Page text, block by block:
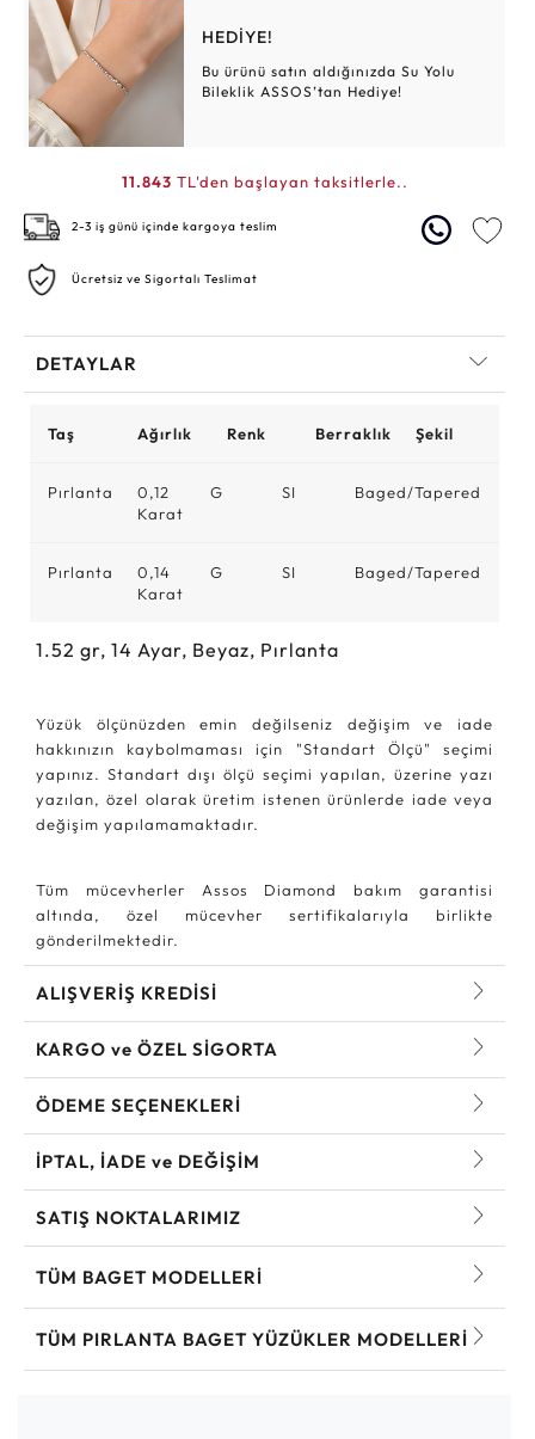
HEDİYE!
Bu ürünü satın aldığınızda Su Yolu
Bileklik ASSOS’tan Hediye!
11.843 TL'den başlayan taksitlerle..
2-3 iş günü içinde kargoya teslim
Ücretsiz ve Sigortalı Teslimat
DETAYLAR
Taş Ağırlık Renk Berraklık Şekil
Pırlanta
0,12
Karat
G SI Baged/Tapered
Pırlanta
0,14
Karat
G SI Baged/Tapered
1.52 gr, 14 Ayar, Beyaz, Pırlanta
Yüzük ölçünüzden emin değilseniz değişim ve iade
hakkınızın kaybolmaması için "Standart Ölçü" seçimi
yapınız. Standart dışı ölçü seçimi yapılan, üzerine yazı
yazılan, özel olarak üretim istenen ürünlerde iade veya
değişim yapılamamaktadır.
Tüm mücevherler Assos Diamond bakım garantisi
altında, özel mücevher sertifikalarıyla birlikte
gönderilmektedir.
ALIŞVERİŞ KREDİSİ
KARGO ve ÖZEL SİGORTA
ÖDEME SEÇENEKLERİ
İPTAL, İADE ve DEĞİŞİM
SATIŞ NOKTALARIMIZ
TÜM BAGET MODELLERI
TÜM PIRLANTA BAGET YÜZÜKLER MODELLERI